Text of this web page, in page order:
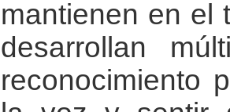
mantienen en el
desarrollan
reconocimiento